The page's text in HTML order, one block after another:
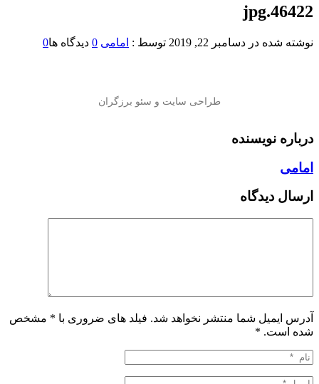
46422.jpg
نوشته شده در دسامبر 22, 2019 توسط : امامی 0 دیدگاه ها0
درباره نویسنده
امامی
ارسال دیدگاه
آدرس ایمیل شما منتشر نخواهد شد. فیلد های ضروری با * مشخص
شده است. *